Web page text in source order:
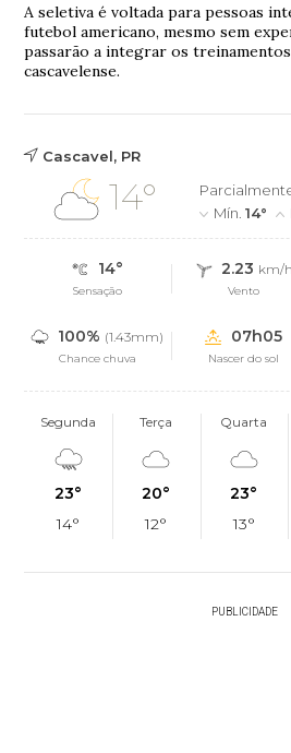
A seletiva é voltada para pessoas
futebol americano, mesmo sem
passarão a integrar os
cascavelense.
Cascavel, PR
14°
Mín.14°
14°
Sensação
2.23 km/h
Vento
100% (1.43mm)
Chance chuva
07h05
Nascer do sol
Segunda
23°
14°
Terça
20°
12°
Quarta
23°
13°
PUBLICIDADE